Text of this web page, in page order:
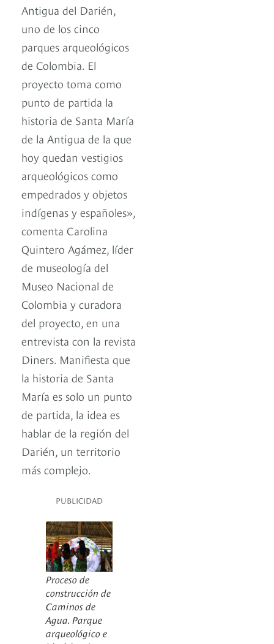
Antigua del Darién,
uno de los cinco
parques arqueológicos
de Colombia. El
proyecto toma como
punto de partida la
historia de Santa María
de la Antigua de la que
hoy quedan vestigios
arqueológicos como
empedrados y objetos
indígenas y españoles»,
comenta Carolina
Quintero Agámez, líder
de museología del
Museo Nacional de
Colombia y curadora
del proyecto, en una
entrevista con la revista
Diners. Manifiesta que
la historia de Santa
María es solo un punto
de partida, la idea es
hablar de la región del
Darién, un territorio
más complejo.
PUBLICIDAD
Proceso de
construcción de
Caminos de
Agua. Parque
arqueológico e